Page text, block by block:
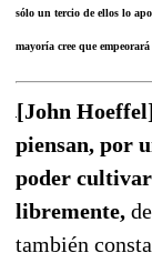
sólo un tercio de ellos lo
mayoría cree que
[John
piensan, por
poder
libremente,
también